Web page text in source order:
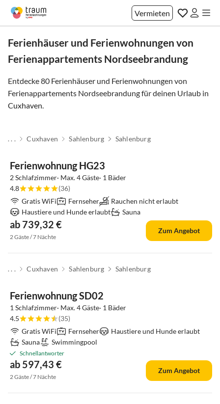
Vermieten
Ferienhäuser und Ferienwohnungen von
Ferienappartements Nordseebrandung
Entdecke 80 Ferienhäuser und Ferienwohnungen von
Ferienappartements Nordseebrandung für deinen Urlaub in
Cuxhaven.
. . . Cuxhaven Sahlenburg Sahlenburg
Ferienwohnung HG23
2 Schlafzimmer· Max. 4 Gäste· 1 Bäder
4.8
(36)
Gratis WiFi
Fernseher
Rauchen nicht erlaubt
Haustiere und Hunde erlaubt
Sauna
ab 739,32 €
2 Gäste / 7 Nächte
Zum Angebot
. . . Cuxhaven Sahlenburg Sahlenburg
Ferienwohnung SD02
1 Schlafzimmer· Max. 4 Gäste· 1 Bäder
4.5
(35)
Gratis WiFi
Fernseher
Haustiere und Hunde erlaubt
Sauna
Swimmingpool
Schnellantworter
ab 597,43 €
2 Gäste / 7 Nächte
Zum Angebot